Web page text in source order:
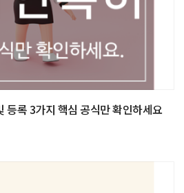
등록 3가지 핵심 공식만 확인하세요